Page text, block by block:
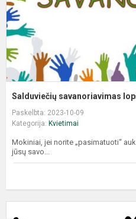
Salduviečių savanoriavimas
Paskelbta: 2023-10-09
Kategorija: Kvietimai
Mokiniai, jei norite „pasimatuoti“
jūsų savo...